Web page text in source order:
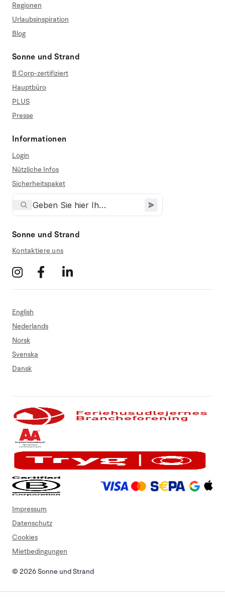
Regionen
Urlaubsinspiration
Blog
Sonne und Strand
B Corp-zertifiziert
Hauptbüro
PLUS
Presse
Informationen
Login
Nützliche Infos
Sicherheitspaket
Sonne und Strand
Kontaktiere uns
English
Nederlands
Norsk
Svenska
Dansk
© 2026 Sonne und Strand
Impressum
Datenschutz
Cookies
Mietbedingungen